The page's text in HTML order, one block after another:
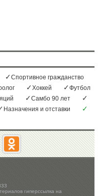
Спортивное гражданство
Хоккей
Футбол
Самбо 90 лет
Назначения и отставки
гиперссылка на